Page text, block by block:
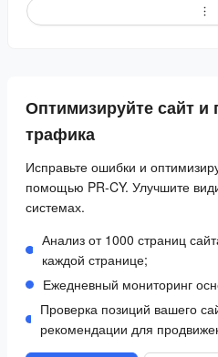
Оптимизируйте сайт
трафика
Исправьте ошибки и
помощью PR-CY. Улучшите
системах.
Анализ от 1000 страниц
каждой странице;
Ежедневный мониторинг
Проверка позиций вашего
рекомендации для